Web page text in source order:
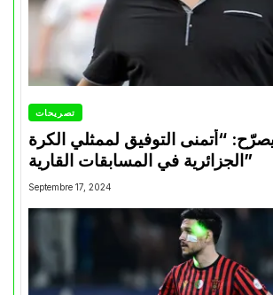
تصريحات
“أتمنى التوفيق لممثلي الكرة
الجزائرية في المسابقات القارية”
Septembre 17, 2024